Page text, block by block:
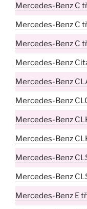
Mercedes-Benz C
Mercedes-Benz C
Mercedes-Benz C
Mercedes-Benz
Mercedes-Benz
Mercedes-Benz
Mercedes-Benz
Mercedes-Benz
Mercedes-Benz
Mercedes-Benz
Mercedes-Benz E